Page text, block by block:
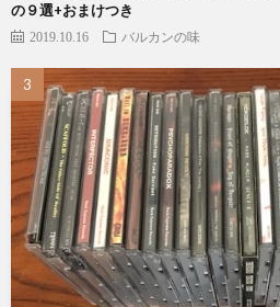
の９選+おまけつき
2019.10.16 バルカンの味